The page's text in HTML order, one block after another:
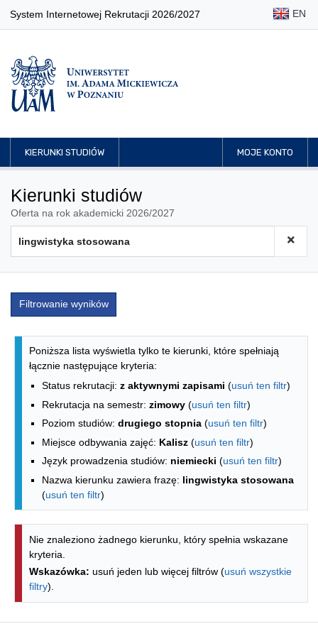
System Internetowej Rekrutacji 2026/2027 EN
KIERUNKI STUDIÓW MOJE KONTO
Kierunki studiów
Oferta na rok akademicki 2026/2027
Filtrowanie wyników
Lista kierunków - spis według
Poniższa lista wyświetla tylko te kierunki, które spełniają
łącznie następujące kryteria:
Status rekrutacji: z aktywnymi zapisami (usuń ten filtr)
Rekrutacja na semestr: zimowy (usuń ten filtr)
Poziom studiów: drugiego stopnia (usuń ten filtr)
Miejsce odbywania zajęć: Kalisz (usuń ten filtr)
Język prowadzenia studiów: niemiecki (usuń ten filtr)
Nazwa kierunku zawiera frazę: lingwistyka stosowana
(usuń ten filtr)
Nie znaleziono żadnego kierunku, który spełnia wskazane
kryteria.
Wskazówka: usuń jeden lub więcej filtrów (usuń wszystkie
filtry).